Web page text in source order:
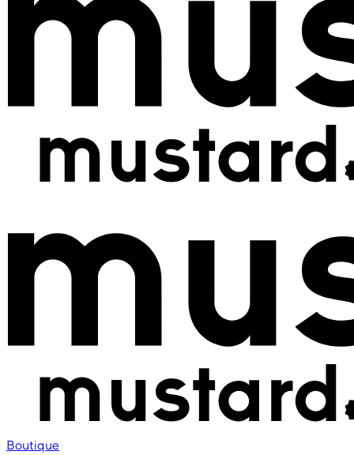
Boutique